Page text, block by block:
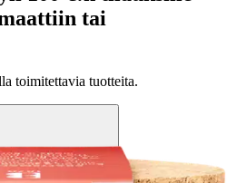
tai
toimitettavia tuotteita.